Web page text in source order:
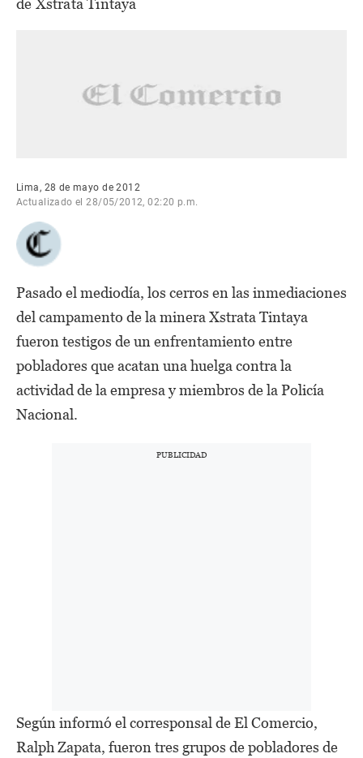
de Xstrata Tintaya
Lima, 28 de mayo de 2012
Actualizado el 28/05/2012, 02:20 p.m.
Pasado el mediodía, los cerros en las inmediaciones
del campamento de la minera Xstrata Tintaya
fueron testigos de un enfrentamiento entre
pobladores que acatan una huelga contra la
actividad de la empresa y miembros de la Policía
Nacional.
Según informó el corresponsal de El Comercio,
Ralph Zapata, fueron tres grupos de pobladores de